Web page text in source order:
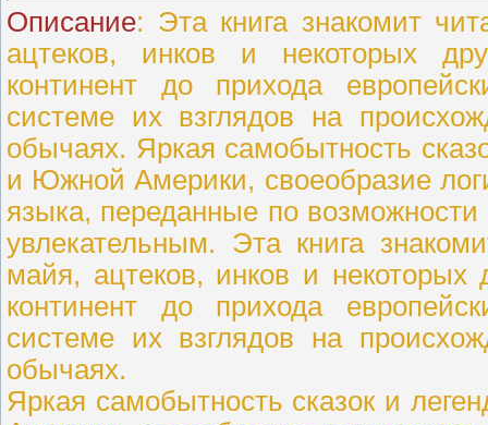
Описание: Эта книга знакомит
ацтеков, инков и некоторых
континент до прихода
системе их взглядов на
обычаях. Яркая самобытность
и Южной Америки, своеобразие
языка, переданные по
увлекательным. Эта книга
майя, ацтеков, инков и некоторых
континент до прихода
системе их взглядов на
обычаях.
Яркая самобытность сказок и